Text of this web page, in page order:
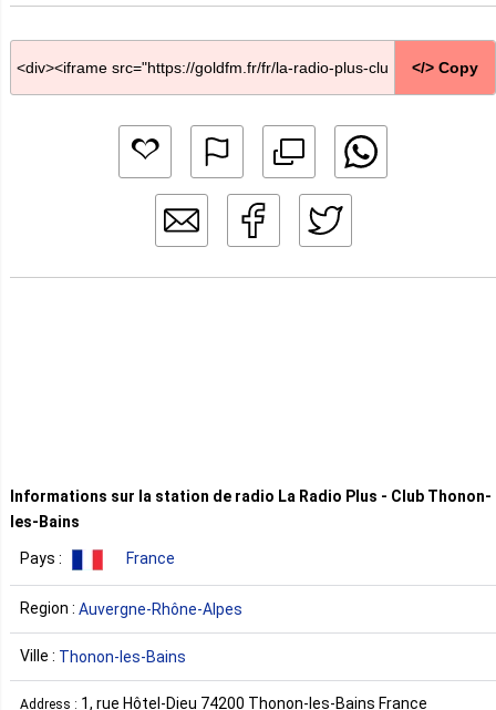
</> Copy
Informations sur la station de radio La Radio Plus - Club Thonon-
les-Bains
Pays : France
Region : Auvergne-Rhône-Alpes
Ville : Thonon-les-Bains
Address : 1, rue Hôtel-Dieu 74200 Thonon-les-Bains France